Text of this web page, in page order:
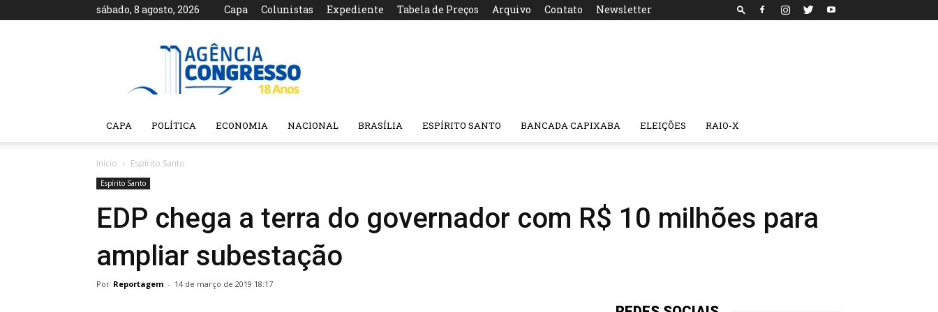
sábado, 8 agosto, 2026 Capa Colunistas Expediente Tabela de Preços Arquivo Contato Newsletter
Agência
CAPA POLÍTICA ECONOMIA NACIONAL BRASÍLIA ESPÍRITO SANTO BANCADA CAPIXABA ELEIÇÕES RAIO-X
Início Espírito Santo
Espírito Santo
EDP chega a terra do governador com R$ 10 milhões para
ampliar subestação
Por Reportagem - 14 de março de 2019 18:17